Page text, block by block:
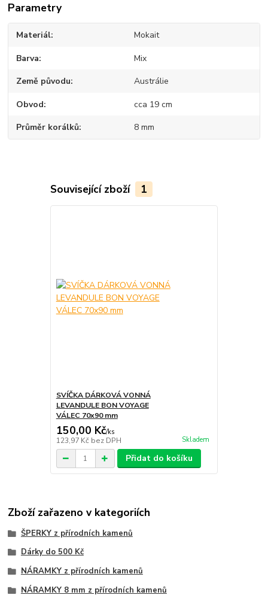
Parametry
Materiál Mokait
Barva Mix
Země původu Austrálie
Obvod cca 19 cm
Průměr korálků 8 mm
Související zboží 1
SVÍČKA DÁRKOVÁ VONNÁ
LEVANDULE BON VOYAGE
VÁLEC 70x90 mm
150,00 Kč/ks
123,97 Kč bez DPH Skladem
Přidat do košíku
Zboží zařazeno v kategoriích
ŠPERKY z přírodních kamenů
Dárky do 500 Kč
NÁRAMKY z přírodních kamenů
NÁRAMKY 8 mm z přírodních kamenů